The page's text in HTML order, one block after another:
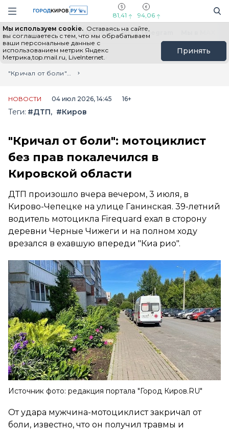
Навигация сайта
81,41 94,06
Мы используем cookie. Оставаясь на сайте,
вы соглашаетесь с тем, что мы обрабатываем
ваши персональные данные с
использованием метрик Яндекс
Метрика,top.mail.ru, LiveInternet.
Принять
Выборы - 2026 Все новости Мы в Telegram
Главная
Лента новостей
"Кричал от боли": мотоциклист без прав покалечился в Кировской области
НОВОСТИ 04 июл 2026, 14:45 16+
Теги: #ДТП #Киров
"Кричал от боли": мотоциклист
без прав покалечился в
Кировской области
ДТП произошло вчера вечером, 3 июля, в
Кирово-Чепецке на улице Ганинская. 39-летний
водитель мотоцикла Firequard ехал в сторону
деревни Черные Чижеги и на полном ходу
врезался в ехавшую впереди "Киа рио".
Источник фото: редакция портала "Город Киров.RU"
От удара мужчина-мотоциклист закричал от
боли, известно, что он получил травмы и